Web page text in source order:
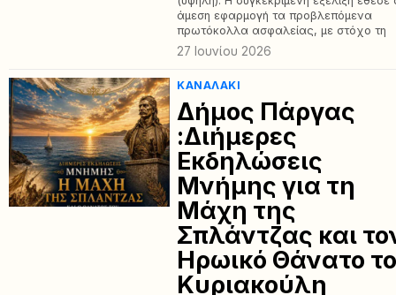
άμεση εφαρμογή τα προβλεπόμενα
πρωτόκολλα ασφαλείας, με στόχο τη
27 Ιουνίου 2026
ΚΑΝΑΛΆΚΙ
Δήμος Πάργας
:Διήμερες
Εκδηλώσεις
Μνήμης για τη
Μάχη της
Σπλάντζας και
Ηρωικό Θάνατο
Κυριακούλη